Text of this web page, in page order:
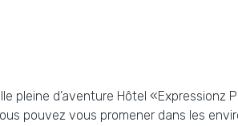
pleine d’aventure Hôtel
pouvez vous promener dans les